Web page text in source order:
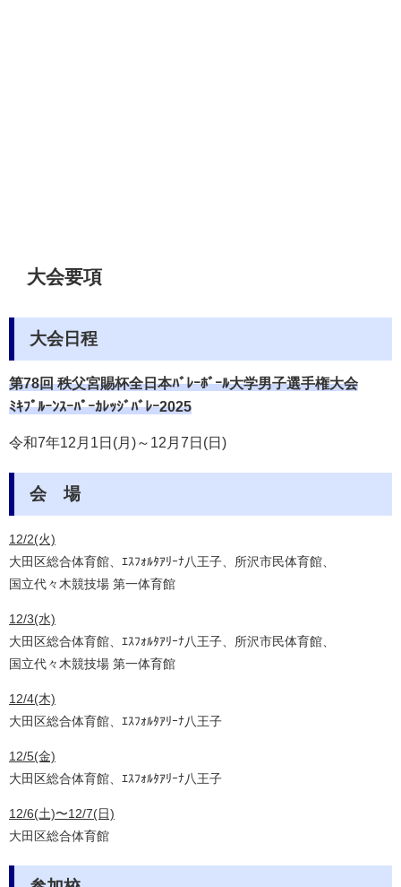
大会要項
大会日程
第78回 秩父宮賜杯全日本ﾊﾞﾚｰﾎﾞｰﾙ大学男子選手権大会
ﾐｷﾌﾟﾙｰﾝｽｰﾊﾟｰｶﾚｯｼﾞﾊﾞﾚｰ2025
令和7年12月1日(月)～12月7日(日)
会 場
12/2(火)
大田区総合体育館、ｴｽﾌｫﾙﾀｱﾘｰﾅ八王子、所沢市民体育館、
国立代々木競技場 第一体育館
12/3(水)
大田区総合体育館、ｴｽﾌｫﾙﾀｱﾘｰﾅ八王子、所沢市民体育館、
国立代々木競技場 第一体育館
12/4(木)
大田区総合体育館、ｴｽﾌｫﾙﾀｱﾘｰﾅ八王子
12/5(金)
大田区総合体育館、ｴｽﾌｫﾙﾀｱﾘｰﾅ八王子
12/6(土)〜12/7(日)
大田区総合体育館